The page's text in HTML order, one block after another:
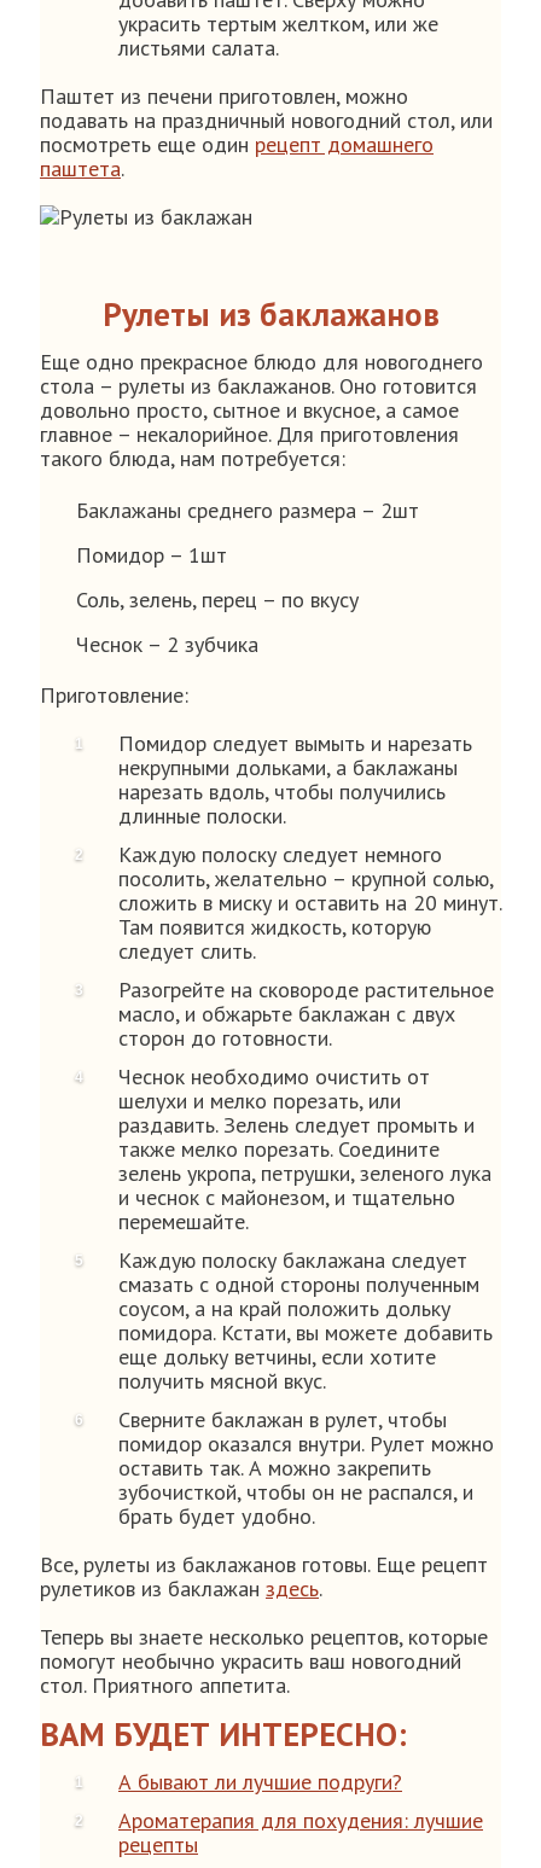
украсить тертым желтком, или же
листьями салата.
Паштет из печени приготовлен, можно
подавать на праздничный новогодний стол, или
посмотреть еще один рецепт домашнего
паштета.
Рулеты из баклажанов
Еще одно прекрасное блюдо для новогоднего
стола – рулеты из баклажанов. Оно готовится
довольно просто, сытное и вкусное, а самое
главное – некалорийное. Для приготовления
такого блюда, нам потребуется:
Баклажаны среднего размера – 2шт
Помидор – 1шт
Соль, зелень, перец – по вкусу
Чеснок – 2 зубчика
Приготовление:
Помидор следует вымыть и нарезать
некрупными дольками, а баклажаны
нарезать вдоль, чтобы получились
длинные полоски.
Каждую полоску следует немного
посолить, желательно – крупной солью,
сложить в миску и оставить на 20 минут.
Там появится жидкость, которую
следует слить.
Разогрейте на сковороде растительное
масло, и обжарьте баклажан с двух
сторон до готовности.
Чеснок необходимо очистить от
шелухи и мелко порезать, или
раздавить. Зелень следует промыть и
также мелко порезать. Соедините
зелень укропа, петрушки, зеленого лука
и чеснок с майонезом, и тщательно
перемешайте.
Каждую полоску баклажана следует
смазать с одной стороны полученным
соусом, а на край положить дольку
помидора. Кстати, вы можете добавить
еще дольку ветчины, если хотите
получить мясной вкус.
Сверните баклажан в рулет, чтобы
помидор оказался внутри. Рулет можно
оставить так. А можно закрепить
зубочисткой, чтобы он не распался, и
брать будет удобно.
Все, рулеты из баклажанов готовы. Еще рецепт
рулетиков из баклажан здесь.
Теперь вы знаете несколько рецептов, которые
помогут необычно украсить ваш новогодний
стол. Приятного аппетита.
ВАМ БУДЕТ ИНТЕРЕСНО:
А бывают ли лучшие подруги?
Ароматерапия для похудения: лучшие
рецепты